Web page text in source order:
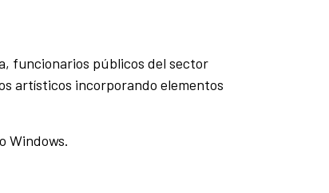
funcionarios públicos del sector
artísticos incorporando elementos
Windows.